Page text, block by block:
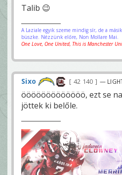
Talib 😉
A Laziale egyik szeme mindig sír, de a
büszke. Nézzünk előre, Non Mollare Mai.
One Love, One United, This is Manchester
Sixo 42 140 —
ööööööööööööö, ezt se
jöttek ki belőle.